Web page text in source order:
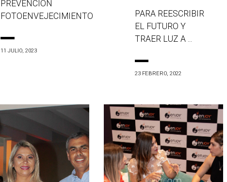
PREVENCIÓN
FOTOENVEJECIMIENTO
11 JULIO, 2023
PARA REESCRIBIR
EL FUTURO Y
TRAER LUZ A ...
23 FEBRERO, 2022